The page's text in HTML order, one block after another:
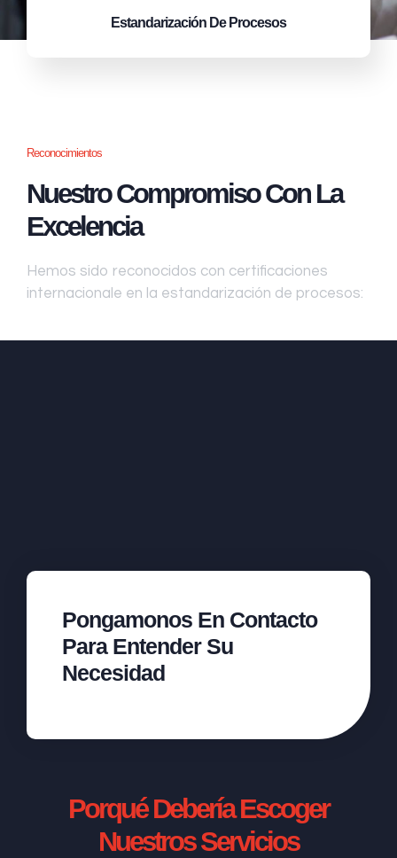
Estandarización De Procesos
Reconocimientos
Nuestro Compromiso Con La
Excelencia
Hemos sido reconocidos con certificaciones
internacionale en la estandarización de procesos:
Pongamonos En Contacto
Para Entender Su
Necesidad
Porqué Debería Escoger
Nuestros Servicios